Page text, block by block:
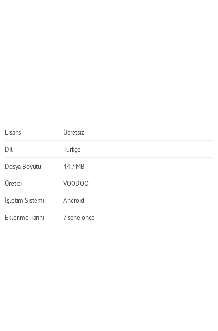
Lisans Ücretsiz
Dil Türkçe
Dosya Boyutu 44.7 MB
Üretici VOODOO
İşletim Sistemi Android
Eklenme Tarihi 7 sene önce